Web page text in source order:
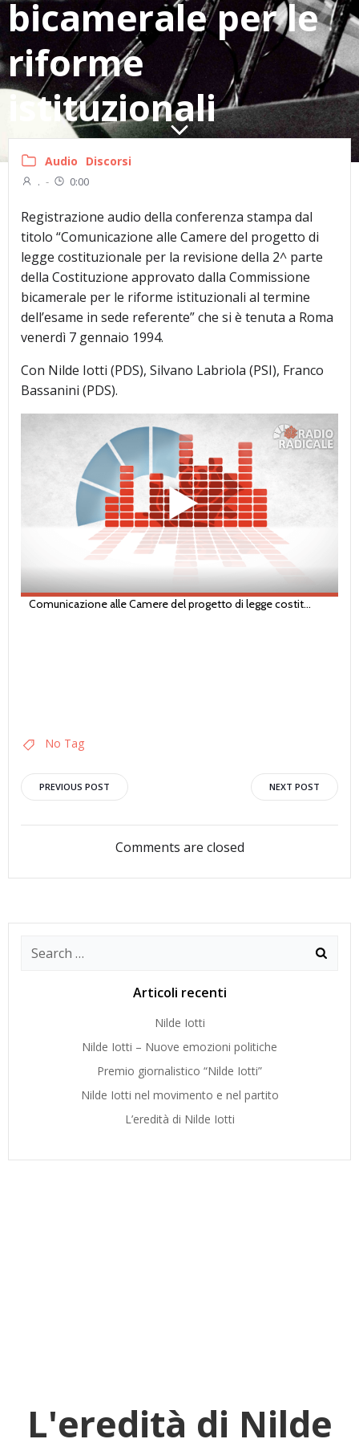
bicamerale per le
riforme
istituzionali
Audio Discorsi
. - 0:00
Registrazione audio della conferenza stampa dal
titolo “Comunicazione alle Camere del progetto di
legge costituzionale per la revisione della 2^ parte
della Costituzione approvato dalla Commissione
bicamerale per le riforme istituzionali al termine
dell’esame in sede referente” che si è tenuta a Roma
venerdì 7 gennaio 1994.
Con Nilde Iotti (PDS), Silvano Labriola (PSI), Franco
Bassanini (PDS).
No Tag
Navigazione
articoli
PREVIOUS POST
articoli
NEXT POST
Comments are closed
Search
Articoli recenti
Nilde Iotti
Nilde Iotti – Nuove emozioni politiche
Premio giornalistico “Nilde Iotti”
Nilde Iotti nel movimento e nel partito
L’eredità di Nilde Iotti
L'eredità di Nilde